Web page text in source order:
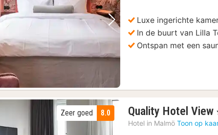
Volgende foto
Luxe ingerichte
In de buurt van Lilla
Ontspan met een
8.0
Zeer goed Quality Hotel View
Hotel in Malmö Toon op